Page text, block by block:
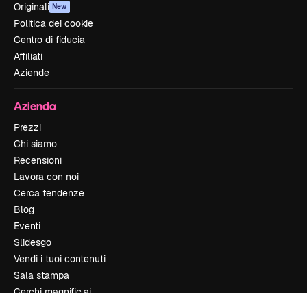
Originali New
Politica dei cookie
Centro di fiducia
Affiliati
Aziende
Azienda
Prezzi
Chi siamo
Recensioni
Lavora con noi
Cerca tendenze
Blog
Eventi
Slidesgo
Vendi i tuoi contenuti
Sala stampa